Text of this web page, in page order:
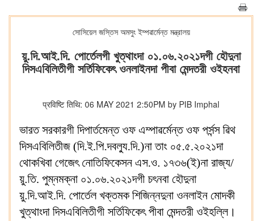
সোসিয়েল জস্তিস অমসুং ইম্পৱার্মেন্ত মন্ত্রালয়
য়ু.দি.আই.দি. পোর্তেলগী খুত্থাংদা ০১.০৬.২০২১দগী হৌদুনা
দিসএবিলিতীগী সর্তিফিকেৎ ওনলাইনদা পীবা মেন্দতরী ওইহনবা
प्रविष्टि तिथि: 06 MAY 2021 2:50PM by PIB Imphal
ভারত সরকারগী দিপার্তমেন্ত ওফ এম্পাৱর্মেন্ত ওফ পর্সন্স ৱিথ
দিসএবিলিতীজ (দি.ই.পি.দবল্যু.দি.)না তাং ০৫.৫.২০২১দা
থোকখিবা গেজেৎ নোতিফিকেসন এস.ও. ১৭৩৬(ই)না রাজ্য/
য়ু.তি. পুম্নমক্না ০১.০৬.২০২১দগী চৎনবা হৌদুনা
য়ু.দি.আই.দি. পোর্তেল খক্তমক শিজিন্নদুনা ওনলাইন মোদকী
খুত্থাংদা দিসএবিলিতীগী সর্তিফিকেৎ পীবা মেন্দতরী ওইহল্লি।